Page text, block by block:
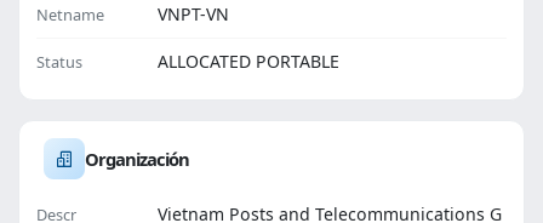
Netname VNPT-VN
Status ALLOCATED PORTABLE
Organización
Descr
Vietnam Posts and Telecommunications G